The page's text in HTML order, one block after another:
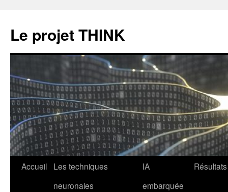
Le projet THINK
Aller
Accueil
Les techniques
neuronales
IA
embarquée
Résultats